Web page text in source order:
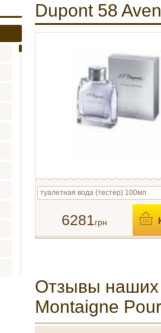
Dupont 58
туалетная вода (тестер) 100мл
6281грн
Отзывы наших
Montaigne